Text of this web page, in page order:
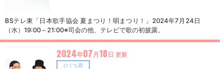
BSテレ東「日本歌手協会 夏まつり！唄まつり！」2024年7月24日
（水）19:00～21:00※司会の他、テレビで歌の初披露。
2024年07 月18日 更新
ひぐち君